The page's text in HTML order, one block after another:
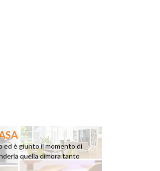
ed è giunto il momento di
quella dimora tanto